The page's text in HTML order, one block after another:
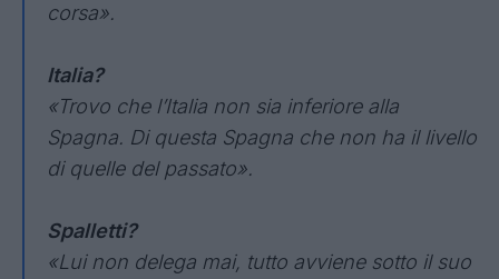
corsa».
Italia?
«Trovo che l’Italia non sia inferiore alla
Spagna. Di questa Spagna che non ha il livello
di quelle del passato».
Spalletti?
«Lui non delega mai, tutto avviene sotto il suo